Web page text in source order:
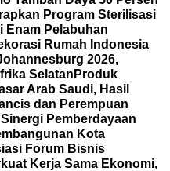
Program Sterilisasi
Enam Pelabuhan
Rumah Indonesia
2026,
Selatan Produk
Arab Saudi, Hasil
dan Perempuan
Pemberdayaan
Kota
Forum Bisnis
Kerja Sama Ekonomi,